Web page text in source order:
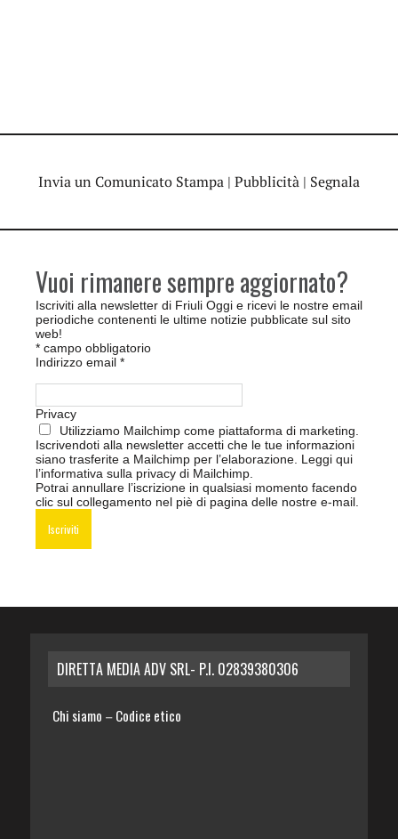
Invia un Comunicato Stampa | Pubblicità | Segnala
Vuoi rimanere sempre aggiornato?
Iscriviti alla newsletter di Friuli Oggi e ricevi le nostre email
periodiche contenenti le ultime notizie pubblicate sul sito
web!
* campo obbligatorio
Indirizzo email *
Privacy
Utilizziamo Mailchimp come piattaforma di marketing.
Iscrivendoti alla newsletter accetti che le tue informazioni
siano trasferite a Mailchimp per l’elaborazione. Leggi qui
l’informativa sulla privacy di Mailchimp.
Potrai annullare l’iscrizione in qualsiasi momento facendo
clic sul collegamento nel piè di pagina delle nostre e-mail.
DIRETTA MEDIA ADV SRL- P.I. 02839380306
Chi siamo – Codice etico